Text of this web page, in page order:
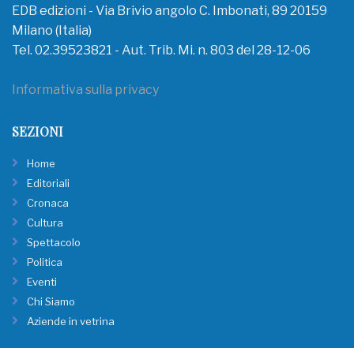
EDB edizioni - Via Brivio angolo C. Imbonati, 89 20159
Milano (Italia)
Tel. 02.39523821 - Aut. Trib. Mi. n. 803 del 28-12-06
Informativa sulla privacy
SEZIONI
Home
Editoriali
Cronaca
Cultura
Spettacolo
Politica
Eventi
Chi Siamo
Aziende in vetrina